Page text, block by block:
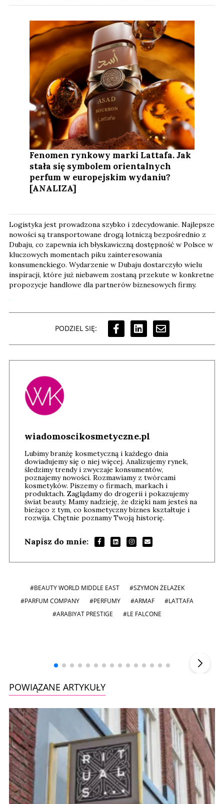
Fenomen rynkowy marki Lattafa. Jak
stała się symbolem orientalnych
perfum w europejskim wydaniu?
[ANALIZA]
Logistyka jest prowadzona szybko i zdecydowanie. Najlepsze
nowości są transportowane drogą lotniczą bezpośrednio z
Dubaju, co zapewnia ich błyskawiczną dostępność w Polsce w
kluczowych momentach piku zainteresowania
konsumenckiego. Wydarzenie w Dubaju dostarczyło wielu
inspiracji, które już niebawem zostaną przekute w konkretne
propozycje handlowe dla partnerów biznesowych firmy.
PODZIEL SIĘ:
wiadomoscikosmetyczne.pl
Lubimy branżę kosmetyczną i każdego dnia
dowiadujemy się o niej więcej. Analizujemy rynek,
śledzimy trendy i zwyczaje konsumentów,
poznajemy nowości. Rozmawiamy z twórcami
kosmetyków. Piszemy o firmach, markach i
produktach. Zaglądamy do drogerii i pokazujemy
świat beauty. Mamy nadzieję, że dzięki nam jesteś na
bieżąco z tym, co kosmetyczny biznes kształtuje i
rozwija. Chętnie poznamy Twoją historię.
Napisz do mnie:
#BEAUTY WORLD MIDDLE EAST
#SZYMON ŻELAZEK
#PARFUM COMPANY
#PERFUMY #ARMAF
#LATTAFA
#ARABIYAT PRESTIGE
#LE FALCONE
POWIĄZANE ARTYKUŁY